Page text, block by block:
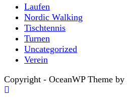
Laufen
Nordic Walking
Tischtennis
Turnen
Uncategorized
Verein
Copyright - OceanWP Theme by